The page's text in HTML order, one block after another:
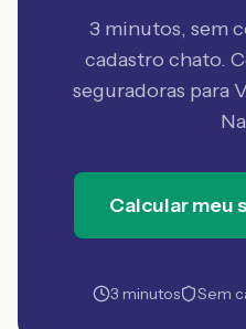
3 minutos, sem
cadastro chato.
seguradoras para
Calcular meu
3 minutos Sem